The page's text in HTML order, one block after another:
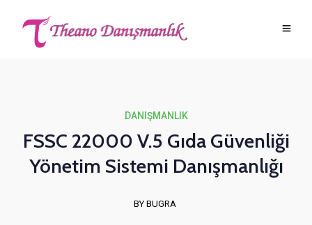
DANIŞMANLIK
FSSC 22000 V.5 Gıda Güvenliği
Yönetim Sistemi Danışmanlığı
BY BUGRA